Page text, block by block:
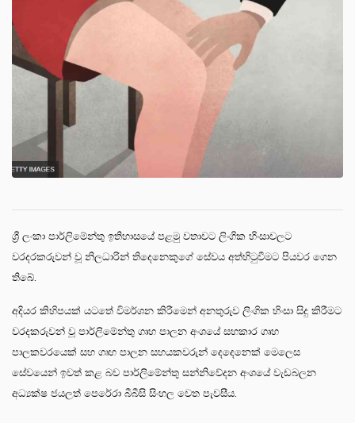
ශ්‍රී ලංකා පාර්ලිමේන්තු ඉතිහාසයේ පළමු වතාවට ලිංගික හිංසාවලට
වරදරකරුවන් වූ නිලධාරින් තිදෙනෙකුගේ සේවය අත්හිටුවීමට පියවර ගෙන
තිබේ.
අදියර කිහිපයක් යටතේ විමර්ශන කිරීමෙන් අනතුරුව ලිංගික හිංසා සිදු කිරීමට
වරදකරුවන් වූ පාර්ලිමේන්තු ගෘහ පාලන අංශයේ සහකාර ගෘහ
පාලකවරයෙක් සහ ගෘහ පාලන සහයකවරුන් දෙදෙනෙක් මෙලෙස
සේවයෙන් ඉවත් කළ බව පාර්ලිමේන්තු සන්නිවේදන අංශයේ වැඩබලන
අධ්‍යක්ෂ ජයලත් පෙරේරා බීබීසි සිංහල වෙත පැවසීය.